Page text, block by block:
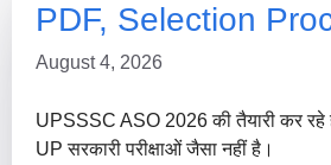
PDF, Selection
August 4, 2026
UPSSSC ASO 2026 की तैयारी कर
UP सरकारी परीक्षाओं जैसा नहीं है।